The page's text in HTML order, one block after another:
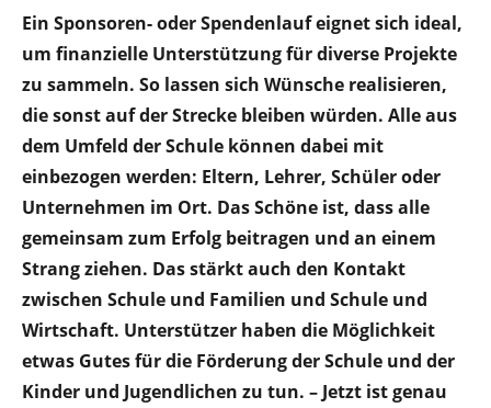
Ein Sponsoren- oder Spendenlauf eignet sich ideal,
um finanzielle Unterstützung für diverse Projekte
zu sammeln. So lassen sich Wünsche realisieren,
die sonst auf der Strecke bleiben würden. Alle aus
dem Umfeld der Schule können dabei mit
einbezogen werden: Eltern, Lehrer, Schüler oder
Unternehmen im Ort. Das Schöne ist, dass alle
gemeinsam zum Erfolg beitragen und an einem
Strang ziehen. Das stärkt auch den Kontakt
zwischen Schule und Familien und Schule und
Wirtschaft. Unterstützer haben die Möglichkeit
etwas Gutes für die Förderung der Schule und der
Kinder und Jugendlichen zu tun. – Jetzt ist genau